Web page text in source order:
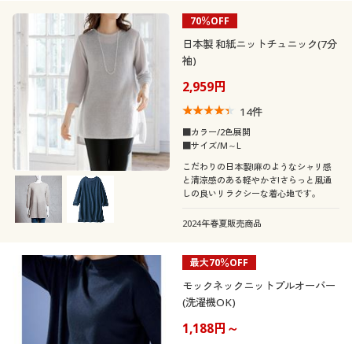
70％OFF
日本製 和紙ニットチュニック(7分
袖)
2,959円
14件
■カラー/2色展開
■サイズ/M～L
こだわりの日本製!麻のようなシャリ感
と清涼感のある軽やかさ!さらっと風通
しの良いリラクシーな着心地です。
2024年春夏販売商品
最大70％OFF
モックネックニットプルオーバー
(洗濯機OK)
1,188円～